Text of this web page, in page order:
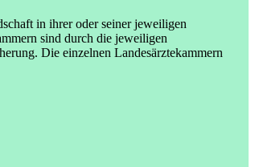
in ihrer oder seiner jeweiligen
sind durch die jeweiligen
Die einzelnen Landesärztekammern